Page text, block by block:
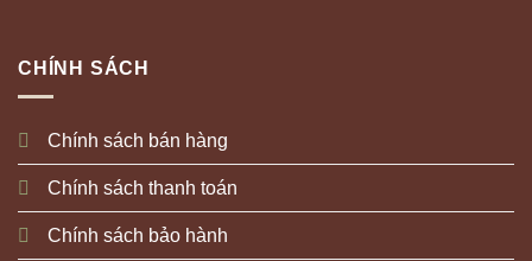
CHÍNH SÁCH
Chính sách bán hàng
Chính sách thanh toán
Chính sách bảo hành